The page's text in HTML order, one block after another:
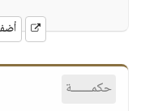
حكمــــــة